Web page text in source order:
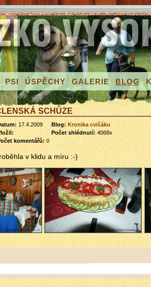
PSI ÚSPĚCHY GALERIE BLOG
SCHŮZE
17.4.2009 Blog: Kronika cvičáku
Počet shlédnutí: 4068x
komentářů: 0
v klidu a míru :-)